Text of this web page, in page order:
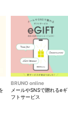
BRUNO online
メールやSNSで贈れるeギ
フトサービス